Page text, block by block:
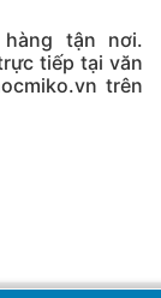
tận nơi.
tiếp tại văn
trên